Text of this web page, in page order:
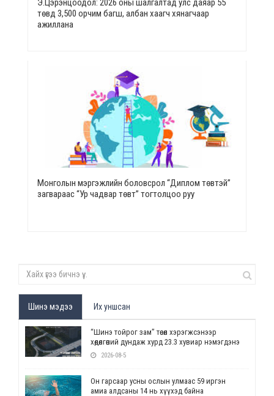
төвд 3,500 орчим багш, албан хаагч хянагчаар
ажиллана
Монголын мэргэжлийн боловсрол “Диплом төвтэй”
загвараас “Ур чадвар төвт” тогтолцоо руу
Шинэ мэдээ Их уншсан
“Шинэ тойрог зам” төсөл хэрэгжсэнээр
хөдөлгөөний дундаж хурд 23.3 хувиар нэмэгдэнэ
2026-08-5
Он гарсаар усны ослын улмаас 59 иргэн
амиа алдсаны 14 нь хүүхэд байна